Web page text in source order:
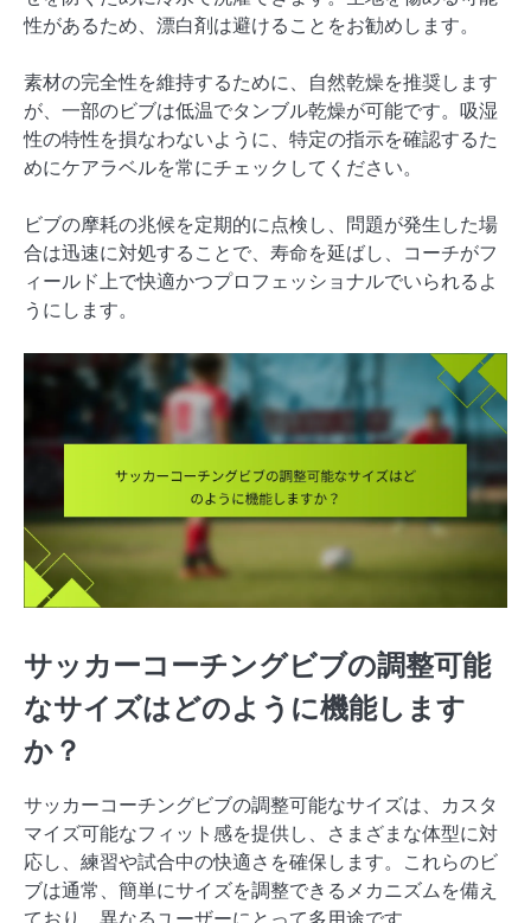
性があるため、漂白剤は避けることをお勧めします。
素材の完全性を維持するために、自然乾燥を推奨します
が、一部のビブは低温でタンブル乾燥が可能です。吸湿
性の特性を損なわないように、特定の指示を確認するた
めにケアラベルを常にチェックしてください。
ビブの摩耗の兆候を定期的に点検し、問題が発生した場
合は迅速に対処することで、寿命を延ばし、コーチがフ
ィールド上で快適かつプロフェッショナルでいられるよ
うにします。
サッカーコーチングビブの調整可能
なサイズはどのように機能します
か？
サッカーコーチングビブの調整可能なサイズは、カスタ
マイズ可能なフィット感を提供し、さまざまな体型に対
応し、練習や試合中の快適さを確保します。これらのビ
ブは通常、簡単にサイズを調整できるメカニズムを備え